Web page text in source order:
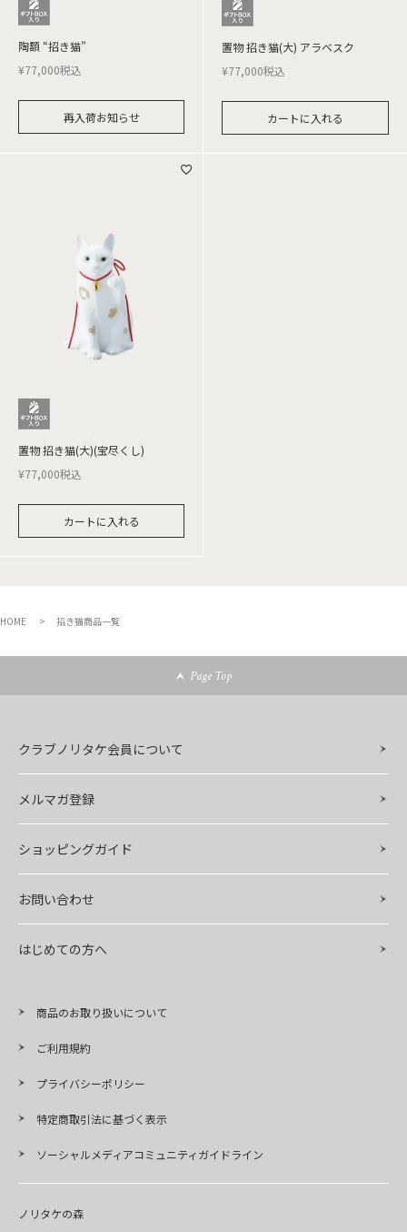
陶額 “招き猫”
¥77,000税込
再入荷お知らせ
置物 招き猫(大) アラベスク
¥77,000税込
カートに入れる
置物 招き猫(大)(宝尽くし)
¥77,000税込
カートに入れる
HOME 招き猫商品一覧
Page Top
クラブノリタケ会員について
メルマガ登録
ショッピングガイド
お問い合わせ
はじめての方へ
商品のお取り扱いについて
ご利用規約
プライバシーポリシー
特定商取引法に基づく表示
ソーシャルメディアコミュニティガイドライン
ノリタケの森